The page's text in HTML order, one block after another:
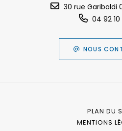
30 rue Garibaldi
04 92
NOUS
PLAN DU
MENTIONS